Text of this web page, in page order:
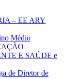
– EE ARY
Médio
E SAÚDE e
de Diretor de